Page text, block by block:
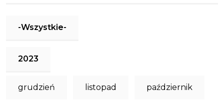
-Wszystkie-
2023
grudzień listopad październik